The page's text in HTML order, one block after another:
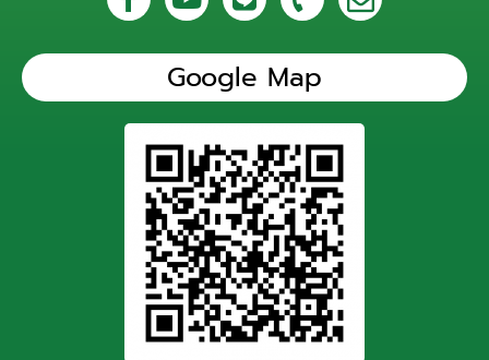
Google Map